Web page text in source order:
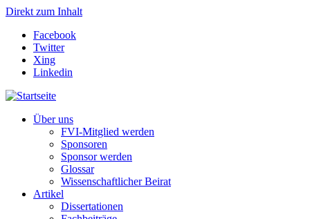
Direkt zum Inhalt
Facebook
Twitter
Xing
Linkedin
Über uns
FVI-Mitglied werden
Sponsoren
Sponsor werden
Glossar
Wissenschaftlicher Beirat
Artikel
Dissertationen